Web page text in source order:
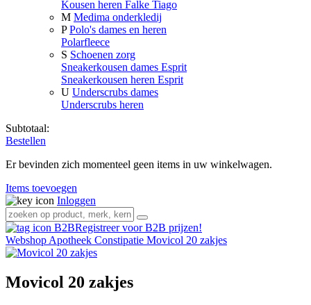
Kousen heren Falke Tiago
M Medima onderkledij
P Polo's dames en heren
Polarfleece
S Schoenen zorg
Sneakerkousen dames Esprit
Sneakerkousen heren Esprit
U Underscrubs dames
Underscrubs heren
Subtotaal:
Bestellen
Er bevinden zich momenteel geen items in uw winkelwagen.
Items toevoegen
Inloggen
Registreer voor B2B prijzen!
Webshop Apotheek Constipatie Movicol 20 zakjes
Movicol 20 zakjes